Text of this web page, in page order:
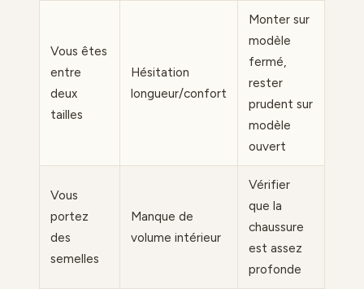
Vous êtes
entre
deux
tailles
Hésitation
longueur/confort
Monter sur
modèle
fermé,
rester
prudent sur
modèle
ouvert
Vous
portez
des
semelles
Manque de
volume intérieur
Vérifier
que la
chaussure
est assez
profonde